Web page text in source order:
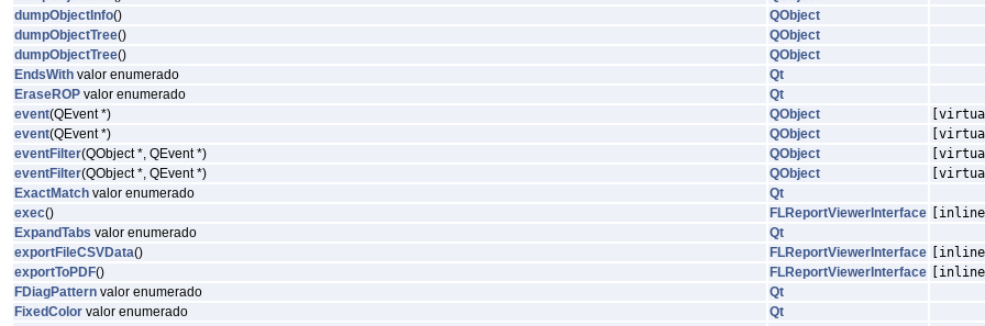
dumpObjectInfo()
QObject
dumpObjectTree()
QObject
dumpObjectTree()
QObject
EndsWith valor enumerado
Qt
EraseROP valor enumerado
Qt
event(QEvent *) QObject
event(QEvent *) QObject
eventFilter(QObject *, QEvent *) QObject
eventFilter(QObject *, QEvent *) QObject
ExactMatch valor enumerado
Qt
exec() FLReportViewerInterface
ExpandTabs valor enumerado
Qt
exportFileCSVData() FLReportViewerInterface
exportToPDF() FLReportViewerInterface
FDiagPattern valor enumerado
Qt
FixedColor valor enumerado
Qt